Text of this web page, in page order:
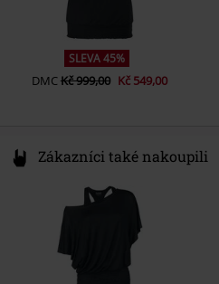
SLEVA 45%
DMCKč 999,00 Kč 549,00
Zákazníci také nakoupili